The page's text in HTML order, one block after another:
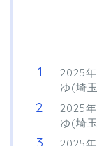
2025
ゆ(埼
2025
ゆ(埼